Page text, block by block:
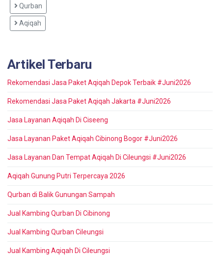
Qurban
Aqiqah
Artikel Terbaru
Rekomendasi Jasa Paket Aqiqah Depok Terbaik #Juni2026
Rekomendasi Jasa Paket Aqiqah Jakarta #Juni2026
Jasa Layanan Aqiqah Di Ciseeng
Jasa Layanan Paket Aqiqah Cibinong Bogor #Juni2026
Jasa Layanan Dan Tempat Aqiqah Di Cileungsi #Juni2026
Aqiqah Gunung Putri Terpercaya 2026
Qurban di Balik Gunungan Sampah
Jual Kambing Qurban Di Cibinong
Jual Kambing Qurban Cileungsi
Jual Kambing Aqiqah Di Cileungsi